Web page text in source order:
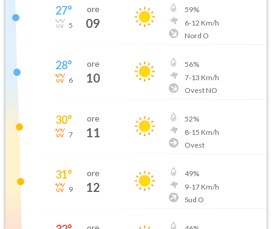
27°
5
ore
09
59%
6-12 Km/h
Nord O
28°
6
ore
10
56%
7-13 Km/h
Ovest NO
30°
7
ore
11
52%
8-15 Km/h
Ovest
31°
9
ore
12
49%
9-17Km/h
Sud O